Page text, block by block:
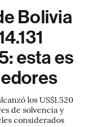
Bolivia
esta es
los US$1.520
de solvencia y
considerados